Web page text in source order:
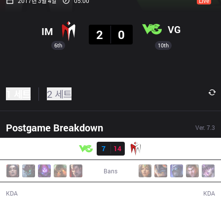
6th
IM
2
0 VG
10th
2 세트
Postgame Breakdown Ver. 7.3
7
14
Bans
KDA KDA